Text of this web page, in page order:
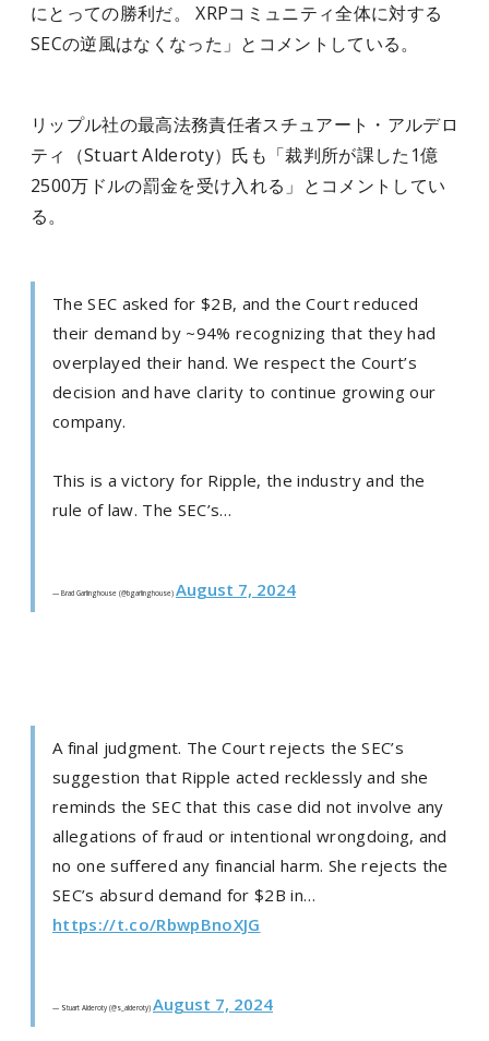
にとっての勝利だ。 XRPコミュニティ全体に対する
SECの逆風はなくなった」とコメントしている。
リップル社の最高法務責任者スチュアート・アルデロ
ティ（Stuart Alderoty）氏も「裁判所が課した1億
2500万ドルの罰金を受け入れる」とコメントしてい
る。
The SEC asked for $2B, and the Court reduced
their demand by ~94% recognizing that they had
overplayed their hand. We respect the Court’s
decision and have clarity to continue growing our
company.
This is a victory for Ripple, the industry and the
rule of law. The SEC’s…
— Brad Garlinghouse (@bgarlinghouse) August 7, 2024
A final judgment. The Court rejects the SEC’s
suggestion that Ripple acted recklessly and she
reminds the SEC that this case did not involve any
allegations of fraud or intentional wrongdoing, and
no one suffered any financial harm. She rejects the
SEC’s absurd demand for $2B in…
https://t.co/RbwpBnoXJG
— Stuart Alderoty (@s_alderoty) August 7, 2024